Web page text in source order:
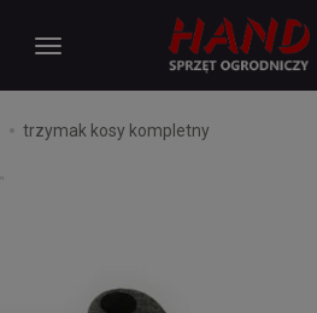
trzymak kosy kompletny